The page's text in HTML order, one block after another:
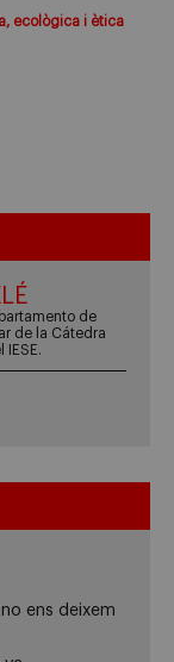
ecològica i ètica
de
de la Cátedra
IESE.
ens deixem